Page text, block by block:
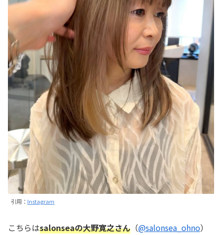
引用： Instagram
こちらはsalonseaの大野寛之さん （@salonsea_ohno）